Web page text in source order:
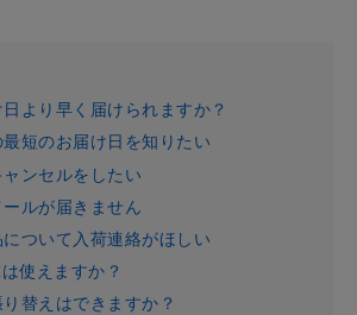
より早く届けられますか？
短のお届け日を知りたい
ンセルをしたい
ルが届きません
ついて入荷連絡がほしい
使えますか？
替えはできますか？